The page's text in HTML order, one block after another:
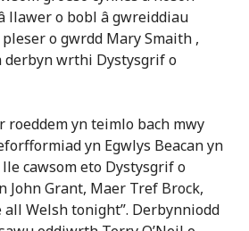
llawer o bobl â gwreiddiau
pleser o gwrdd Mary Smaith ,
derbyn wrthi Dystysgrif o
roeddem yn teimlo bach mwy
yn Egwlys Beacan yn
cawsom eto Dystysgrif o
John Grant, Maer Tref Brock,
all Welsh tonight”. Derbynniodd